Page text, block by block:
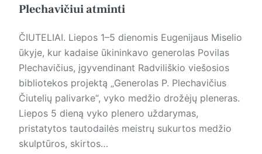
Plechavičiui atminti
ČIUTELIAI. Liepos 1–5 dienomis Eugenijaus Miselio
ūkyje, kur kadaise ūkininkavo generolas Povilas
Plechavičius, įgyvendinant Radviliškio viešosios
bibliotekos projektą „Generolas P. Plechavičius
Čiutelių palivarke“, vyko medžio drožėjų pleneras.
Liepos 5 dieną vyko plenero uždarymas,
pristatytos tautodailės meistrų sukurtos medžio
skulptūros, skirtos…